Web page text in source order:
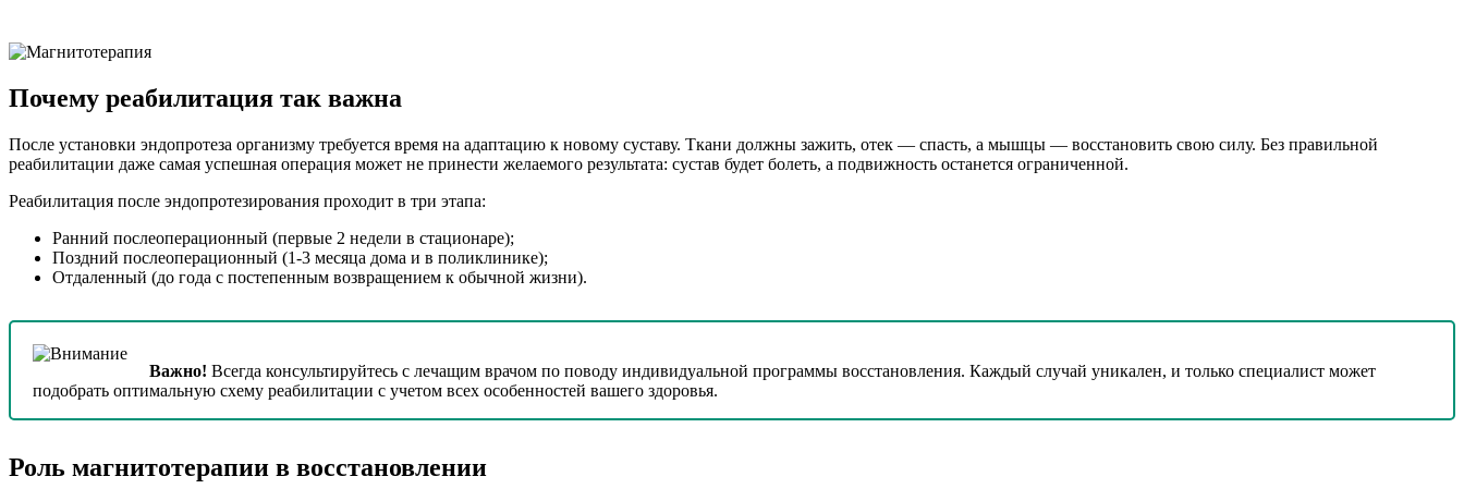
Почему реабилитация так важна
После установки эндопротеза организму требуется время на адаптацию к новому суставу. Ткани должны зажить, отек — спасть, а мышцы — восстановить свою силу. Без правильной
реабилитации даже самая успешная операция может не принести желаемого результата: сустав будет болеть, а подвижность останется ограниченной.
Реабилитация после эндопротезирования проходит в три этапа:
Ранний послеоперационный (первые 2 недели в стационаре);
Поздний послеоперационный (1-3 месяца дома и в поликлинике);
Отдаленный (до года с постепенным возвращением к обычной жизни).
Важно! Всегда консультируйтесь с лечащим врачом по поводу индивидуальной программы восстановления. Каждый случай уникален, и только специалист может
подобрать оптимальную схему реабилитации с учетом всех особенностей вашего здоровья.
Роль магнитотерапии в восстановлении